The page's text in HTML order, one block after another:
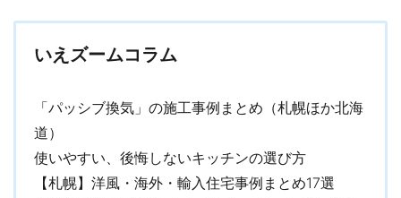
いえズームコラム
「パッシブ換気」の施工事例まとめ（札幌ほか北海
道）
使いやすい、後悔しないキッチンの選び方
【札幌】洋風・海外・輸入住宅事例まとめ17選